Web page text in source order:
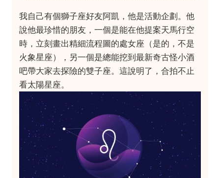
我自己有個獅子座好友阿凱，他是活動企劃。他
說他最珍惜的朋友，一個是能在他提案天馬行空
時，立刻畫出精細流程圖的處女座（是的，不是
火象星座），另一個是總能挖到最新奇古怪小酒
吧帶大家去探險的雙子座。這說明了，合拍不止
看太陽星座。